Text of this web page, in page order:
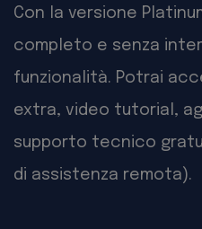
Con la versione
completo e senza
funzionalità. Potrai
extra, video tutorial,
supporto tecnico
di assistenza remota).